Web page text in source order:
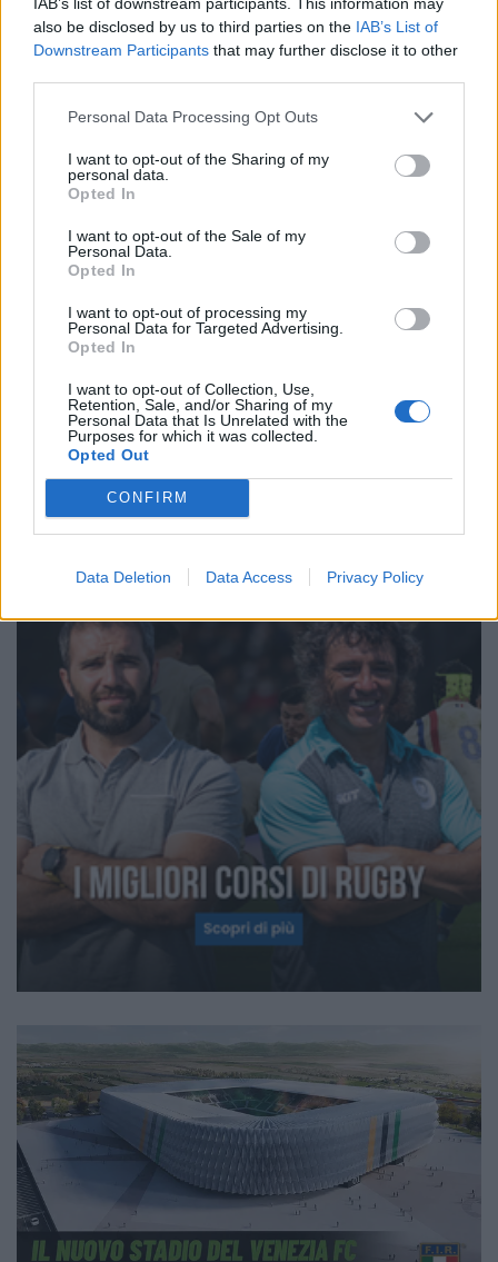
also be disclosed by us to third parties on the IAB’s List of
Downstream Participants that may further disclose it to other
Personal Data Processing Opt Outs
I want to opt-out of the Sharing of my
personal data.
Opted In
I want to opt-out of the Sale of my
Personal Data.
Opted In
I want to opt-out of processing my
Personal Data for Targeted Advertising.
Opted In
I want to opt-out of Collection, Use,
Retention, Sale, and/or Sharing of my
Personal Data that Is Unrelated with the
Purposes for which it was collected.
Opted Out
CONFIRM
Data Deletion Data Access Privacy Policy
NAZIONALI GIOVANILI
L'Italia U20 affronta il Giappone per
Daniele Goegan
David Luisato croce e delizia
1 2 3 4 5 6
Pagina 1 di 17